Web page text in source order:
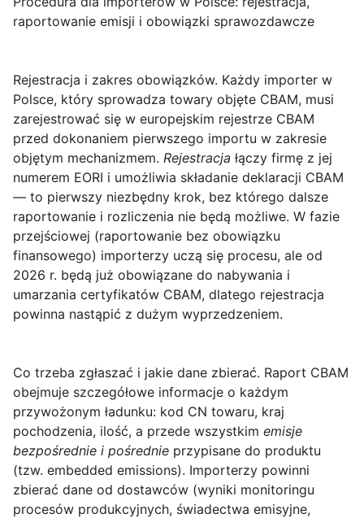
raportowanie emisji i obowiązki sprawozdawcze
Rejestracja i zakres obowiązków. Każdy importer w
Polsce, który sprowadza towary objęte CBAM, musi
zarejestrować się w europejskim rejestrze CBAM
przed dokonaniem pierwszego importu w zakresie
objętym mechanizmem. Rejestracja łączy firmę z jej
numerem EORI i umożliwia składanie deklaracji CBAM
— to pierwszy niezbędny krok, bez którego dalsze
raportowanie i rozliczenia nie będą możliwe. W fazie
przejściowej (raportowanie bez obowiązku
finansowego) importerzy uczą się procesu, ale od
2026 r. będą już obowiązane do nabywania i
umarzania certyfikatów CBAM, dlatego rejestracja
powinna nastąpić z dużym wyprzedzeniem.
Co trzeba zgłaszać i jakie dane zbierać. Raport CBAM
obejmuje szczegółowe informacje o każdym
przywożonym ładunku: kod CN towaru, kraj
pochodzenia, ilość, a przede wszystkim emisje
bezpośrednie i pośrednie przypisane do produktu
(tzw. embedded emissions). Importerzy powinni
zbierać dane od dostawców (wyniki monitoringu
procesów produkcyjnych, świadectwa emisyjne,